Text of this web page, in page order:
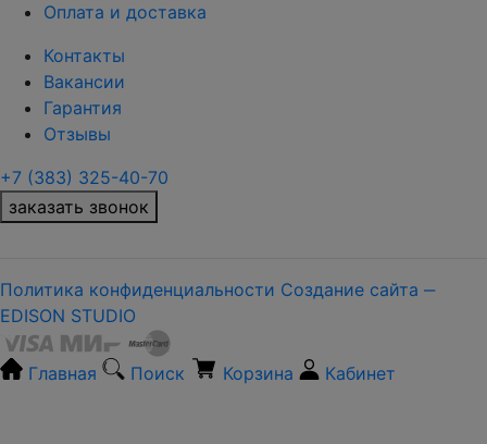
Оплата и доставка
Контакты
Вакансии
Гарантия
Отзывы
+7 (383) 325-40-70
заказать звонок
Политика конфиденциальности Создание сайта ‒
EDISON STUDIO
Главная Поиск Корзина Кабинет